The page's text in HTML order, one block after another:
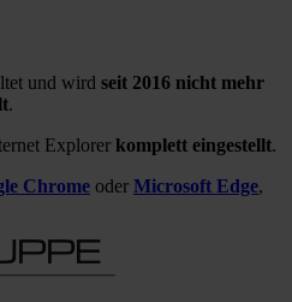
und wird seit 2016 nicht mehr
.
Explorer komplett eingestellt.
Chrome oder Microsoft Edge,